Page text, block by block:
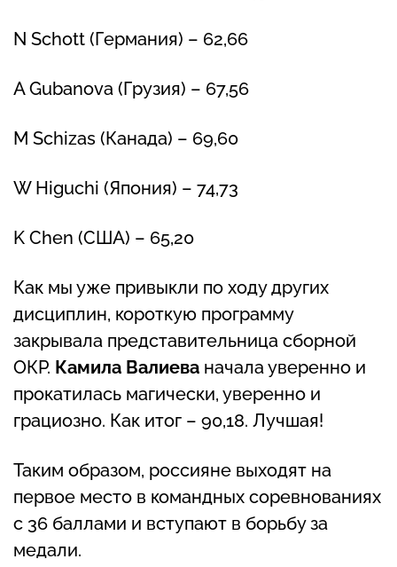
N Schott (Германия) – 62,66
A Gubanova (Грузия) – 67,56
M Schizas (Канада) – 69,60
W Higuchi (Япония) – 74,73
K Chen (США) – 65,20
Как мы уже привыкли по ходу других
дисциплин, короткую программу
закрывала представительница сборной
ОКР. Камила Валиева начала уверенно и
прокатилась магически, уверенно и
грациозно. Как итог – 90,18. Лучшая!
Таким образом, россияне выходят на
первое место в командных соревнованиях
с 36 баллами и вступают в борьбу за
медали.